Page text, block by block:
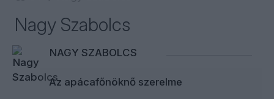
Nagy Szabolcs
NAGY SZABOLCS
Az apácafőnöknő szerelme